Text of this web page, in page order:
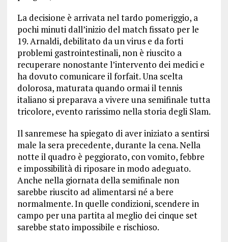
La decisione è arrivata nel tardo pomeriggio, a
pochi minuti dall’inizio del match fissato per le
19. Arnaldi, debilitato da un virus e da forti
problemi gastrointestinali, non è riuscito a
recuperare nonostante l’intervento dei medici e
ha dovuto comunicare il forfait. Una scelta
dolorosa, maturata quando ormai il tennis
italiano si preparava a vivere una semifinale tutta
tricolore, evento rarissimo nella storia degli Slam.
Il sanremese ha spiegato di aver iniziato a sentirsi
male la sera precedente, durante la cena. Nella
notte il quadro è peggiorato, con vomito, febbre
e impossibilità di riposare in modo adeguato.
Anche nella giornata della semifinale non
sarebbe riuscito ad alimentarsi né a bere
normalmente. In quelle condizioni, scendere in
campo per una partita al meglio dei cinque set
sarebbe stato impossibile e rischioso.